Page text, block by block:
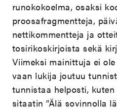
runokokoelma, osaksi
proosafragmentteja,
nettikommentteja ja
tosirikoskirjoista sekä
Viimeksi mainittuja ei
vaan lukija joutuu
tunnistaa helposti, kuten
sitaatin ”Älä sovinnolla